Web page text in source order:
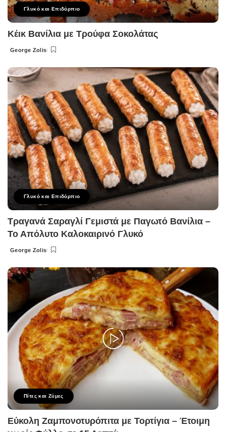
Γλυκό και Επιδόρπιο
Κέικ Βανίλια με Τρούφα Σοκολάτας
Posted
George Zolis
Γλυκό και Επιδόρπιο
Τραγανά Σαραγλί Γεμιστά με Παγωτό Βανίλια –
Το Απόλυτο Καλοκαιρινό Γλυκό
Posted
George Zolis
Πίτες και Ζύμες
Εύκολη Ζαμπονοτυρόπιτα με Τορτίγια – Έτοιμη